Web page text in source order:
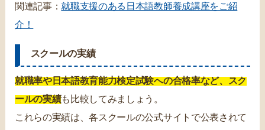
関連記事： 就職支援のある日本語教師養成講座をご紹
介！
スクールの実績
就職率や日本語教育能力検定試験への合格率など、スク
ールの実績も比較してみましょう。
これらの実績は、各スクールの公式サイトで公表されて